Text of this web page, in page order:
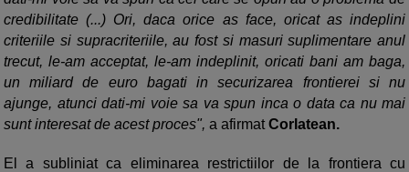
credibilitate (...) Ori, daca orice as face, oricat as indeplini
criteriile si supracriteriile, au fost si masuri suplimentare anul
trecut, le-am acceptat, le-am indeplinit, oricati bani am baga,
un miliard de euro bagati in securizarea frontierei si nu
ajunge, atunci dati-mi voie sa va spun inca o data ca nu mai
sunt interesat de acest proces", a afirmatCorlatean.
El a subliniat ca eliminarea restrictiilor de la frontiera cu